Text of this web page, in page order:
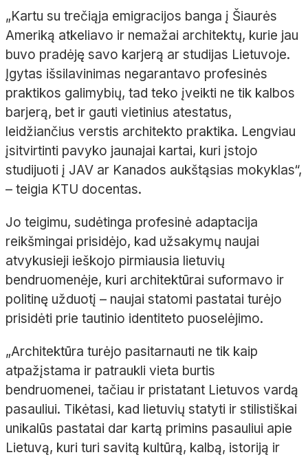
„Kartu su trečiąja emigracijos banga į Šiaurės
Ameriką atkeliavo ir nemažai architektų, kurie jau
buvo pradėję savo karjerą ar studijas Lietuvoje.
Įgytas išsilavinimas negarantavo profesinės
praktikos galimybių, tad teko įveikti ne tik kalbos
barjerą, bet ir gauti vietinius atestatus,
leidžiančius verstis architekto praktika. Lengviau
įsitvirtinti pavyko jaunajai kartai, kuri įstojo
studijuoti į JAV ar Kanados aukštąsias mokyklas“,
– teigia KTU docentas.
Jo teigimu, sudėtinga profesinė adaptacija
reikšmingai prisidėjo, kad užsakymų naujai
atvykusieji ieškojo pirmiausia lietuvių
bendruomenėje, kuri architektūrai suformavo ir
politinę užduotį – naujai statomi pastatai turėjo
prisidėti prie tautinio identiteto puoselėjimo.
„Architektūra turėjo pasitarnauti ne tik kaip
atpažįstama ir patraukli vieta burtis
bendruomenei, tačiau ir pristatant Lietuvos vardą
pasauliui. Tikėtasi, kad lietuvių statyti ir stilistiškai
unikalūs pastatai dar kartą primins pasauliui apie
Lietuvą, kuri turi savitą kultūrą, kalbą, istoriją ir